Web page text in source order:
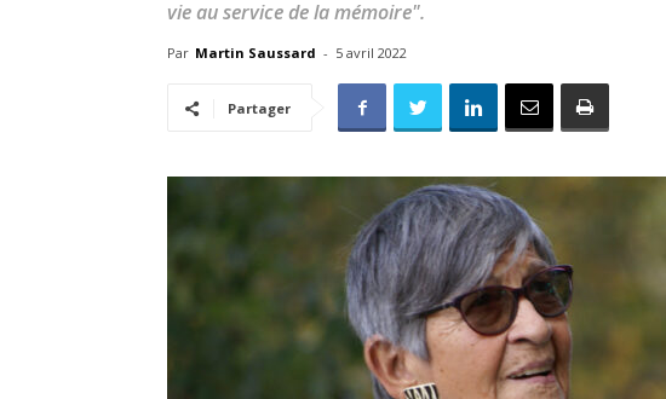
vie au service de la mémoire".
Par Martin Saussard - 5 avril 2022
Partager